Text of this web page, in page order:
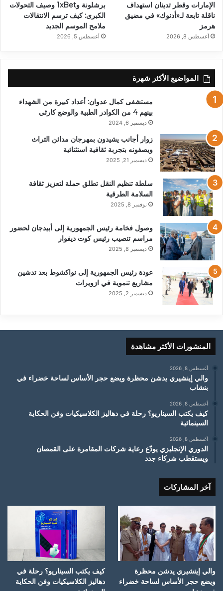
الإمارات وقطر تدينان استهداف
ناقلة تابعة لـ«أدنوك» في مضيق
هرمز
أغسطس 8, 2026
برشلونة و1xBet وصيف التحولات
الكبرى: كيف ترسم الانتقالات
ملامح الموسم الجديد
أغسطس 5, 2026
المواضيع الأكثر شهرة
مستشفى كمال عدوان: أعداد كبيرة من الشهداء
بينهم 4 من الكوادر الطبية والوضع كارثي
ديسمبر 6, 2024
زوار أجانب يشيدون بمهرجان مدائن التراث
ويصفونه بتجربة ثقافية استثنائية
ديسمبر 21, 2025
سلطة تنظيم النقل تطلق حملة لتعزيز ثقافة
السلامة الطرقية
نوفمبر 8, 2025
وصول فخامة رئيس الجمهورية إلى أبيدجان لحضور
مراسم تنصيب رئيس كوت ديفوار
ديسمبر 8, 2025
عودة رئيس الجمهورية إلى نواكشوط بعد تدشين
مشاريع تنموية في ازويرات
ديسمبر 2, 2025
المنشورات الأكثر مشاهدة
أغسطس 8, 2026
والي إينشيري يدشن محظرة ويضع حجر الأساس لساحة خضراء في
بنشاب
أغسطس 8, 2026
كيف يكتب السيناريو؟ رحلة في دهاليز الكلاسيكيات وفن الحكاية
السينمائية
أغسطس 8, 2026
الدوري الإنجليزي يودّع رعاية شركات المقامرة على القمصان
ويستقطب شركاء جدد
آخر المشاركات
والي إينشيري يدشن محظرة
ويضع حجر الأساس لساحة خضراء
كيف يكتب السيناريو؟ رحلة في
دهاليز الكلاسيكيات وفن الحكاية